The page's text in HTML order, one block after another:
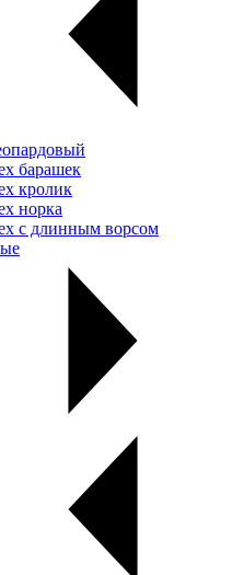
барашек
кролик
норка
с длинным ворсом